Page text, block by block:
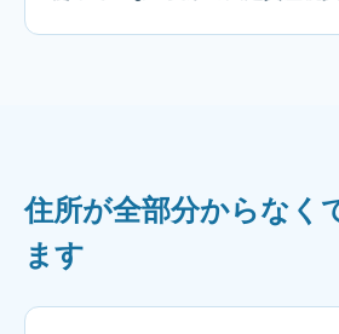
住所が全部分からなく
ます